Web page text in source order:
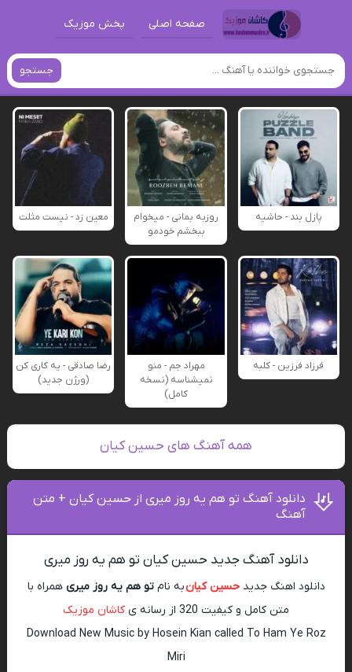
صفحه اصلی پخش موزیک
جستجو
پازل بند - حاشیه
روزبه بمانی - میخوام
ببخشم خودمو
معین زد - نیست مثلت
فرزاد فرزین - کلبه
مهراد جم - منو
نمیشناسه (نسخه
کامل)
رضا صادقی - یه کاری کن
(ورژن جدید)
همه آهنگ های حسین کیان
دانلود آهنگ تو هم یه روز میری از حسین کیان + متن
آهنگ
دانلود آهنگ جدید حسین کیان تو هم یه روز میری
دانلود اهنگ جدیدحسین کیانبه نامتو هم یه روز میری همراه با
متن کامل و کیفیت 320 از رسانه ی
کاشان موزیک
Download New Music by Hosein Kian called To Ham Ye Roz
Miri